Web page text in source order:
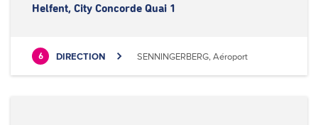
Helfent, City Concorde Quai 1
6 DIRECTION SENNINGERBERG, Aéroport